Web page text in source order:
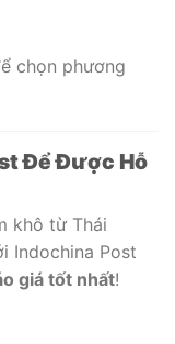
chọn phương
Để Được Hỗ
khô từ Thái
Indochina Post
giá tốt nhất!